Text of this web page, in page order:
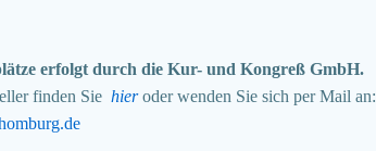
erfolgt durch die Kur- und Kongreß GmbH.
finden Sie hieroder wenden Sie sich per Mail an: